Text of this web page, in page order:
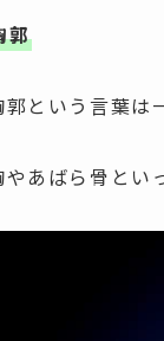
郭
郭という言葉は
やあばら骨とい